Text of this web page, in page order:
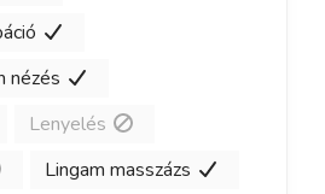
nézés
Lenyelés
Lingam masszázs